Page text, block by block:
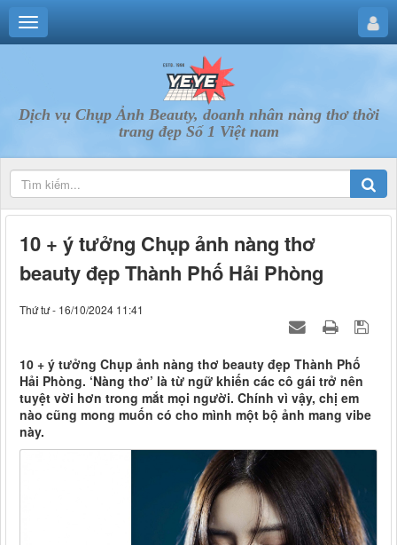
Dịch vụ Chụp Ảnh Beauty, doanh nhân nàng thơ thời
trang đẹp Số 1 Việt nam
10 + ý tưởng Chụp ảnh nàng thơ
beauty đẹp Thành Phố Hải Phòng
Thứ tư - 16/10/2024 11:41
10 + ý tưởng Chụp ảnh nàng thơ beauty đẹp Thành Phố
Hải Phòng. ‘Nàng thơ’ là từ ngữ khiến các cô gái trở nên
tuyệt vời hơn trong mắt mọi người. Chính vì vậy, chị em
nào cũng mong muốn có cho mình một bộ ảnh mang vibe
này.